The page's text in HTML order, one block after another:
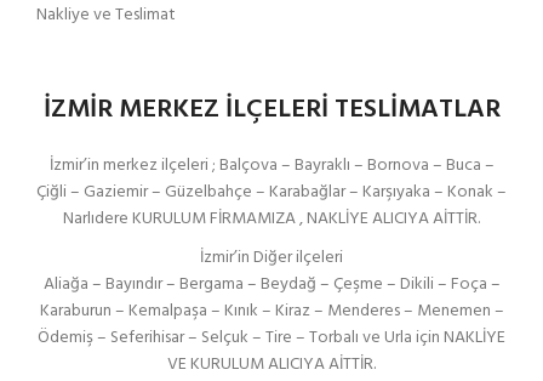
Nakliye ve Teslimat
İZMİR MERKEZ İLÇELERİ TESLİMATLAR
İzmir’in merkez ilçeleri ; Balçova – Bayraklı – Bornova – Buca –
Çiğli – Gaziemir – Güzelbahçe – Karabağlar – Karşıyaka – Konak –
Narlıdere KURULUM FİRMAMIZA , NAKLİYE ALICIYA AİTTİR.
İzmir’in Diğer ilçeleri
Aliağa – Bayındır – Bergama – Beydağ – Çeşme – Dikili – Foça –
Karaburun – Kemalpaşa – Kınık – Kiraz – Menderes – Menemen –
Ödemiş – Seferihisar – Selçuk – Tire – Torbalı ve Urla için NAKLİYE
VE KURULUM ALICIYA AİTTİR.